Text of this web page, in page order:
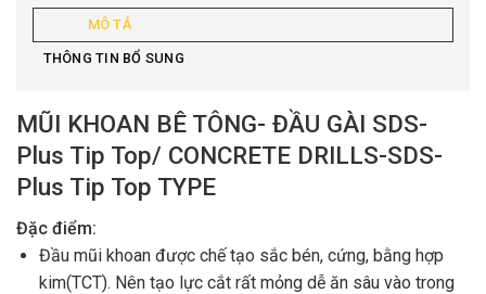
MÔ TẢ
THÔNG TIN BỔ SUNG
MŨI KHOAN BÊ TÔNG- ĐẦU GÀI SDS-
Plus Tip Top/ CONCRETE DRILLS-SDS-
Plus Tip Top TYPE
Đặc điểm:
Đầu mũi khoan được chế tạo sắc bén, cứng, bằng hợp
kim(TCT). Nên tạo lực cắt rất mỏng dễ ăn sâu vào trong